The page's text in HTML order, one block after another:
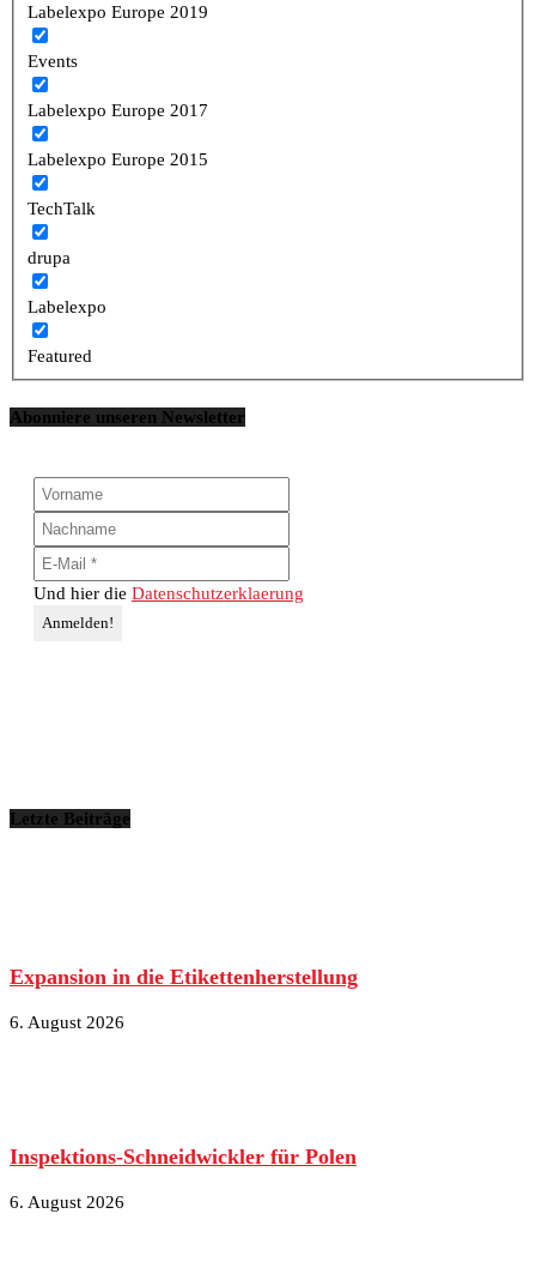
Labelexpo Europe 2019
Events
Labelexpo Europe 2017
Labelexpo Europe 2015
TechTalk
drupa
Labelexpo
Featured
Abonniere unseren Newsletter
Und hier die Datenschutzerklaerung
Letzte Beiträge
Expansion in die Etikettenherstellung
6. August 2026
Inspektions-Schneidwickler für Polen
6. August 2026